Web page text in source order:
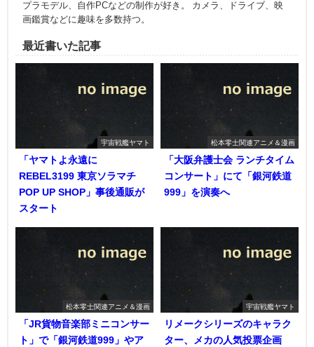
プラモデル、自作PCなどの制作が好き。 カメラ、ドライブ、映
画鑑賞などに趣味を多数持つ。
最近書いた記事
宇宙戦艦ヤマト
「ヤマトよ永遠に
REBEL3199 東京ソラマチ
POP UP SHOP」事後通販が
スタート
松本零士関連アニメ＆漫画
「大阪弁護士会 ランチタイム
コンサート」にて「銀河鉄道
999」を演奏へ
松本零士関連アニメ＆漫画
「JR貨物音楽部ミニコンサー
ト」で「銀河鉄道999」やア
宇宙戦艦ヤマト
リメークシリーズのキャラク
ター、メカの人気投票企画